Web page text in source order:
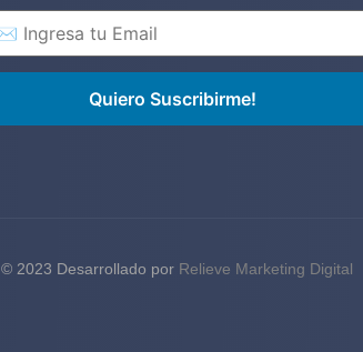
© 2023 Desarrollado por Relieve Marketing Digital